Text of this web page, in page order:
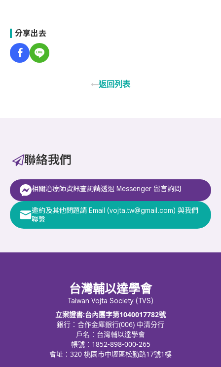
分享出去
返回列表
聯絡我們
相關治療師資訊查詢請透過 Messenger 留言詢問
邀約及其他問題請 Email (vojta.tw@gmail.com) 與我們
聯繫
台灣輔以達學會
Taiwan Vojta Society (TVS)
立案證書:台內團字第1040017782號
銀行：合作金庫銀行(006) 中清分行
戶名：台灣輔以達學會
帳號：1852-898-000-265
會址：320 桃園市中壢區松勤路17號1樓